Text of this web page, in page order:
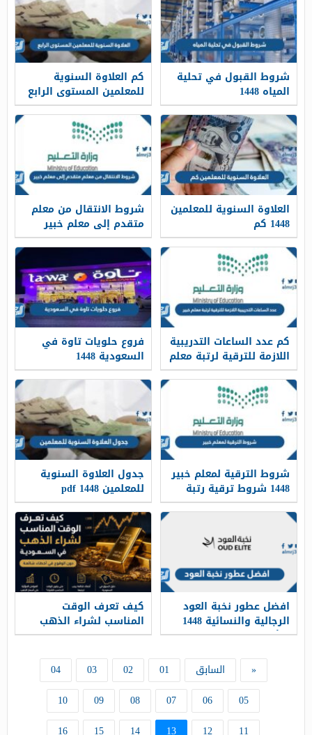
شروط القبول في تحلية
المياه 1448
كم العلاوة السنوية
للمعلمين المستوى الرابع
1448
العلاوة السنوية للمعلمين
1448 كم
شروط الانتقال من معلم
متقدم إلى معلم خبير
1448
كم عدد الساعات التدريبية
اللازمة للترقية لرتبة معلم
خبير 1448
فروع حلويات تاوة في
السعودية 1448
شروط الترقية لمعلم خبير
1448 شروط ترقية رتبة
معلم خبير
جدول العلاوة السنوية
للمعلمين 1448 pdf
افضل عطور نخبة العود
الرجالية والنسائية 1448
بالأسعار
كيف تعرف الوقت
المناسب لشراء الذهب
في السعودية دون
«
السابق 01
02
03
04
05
06
07
08
09
10
11
12
13
14
15
16